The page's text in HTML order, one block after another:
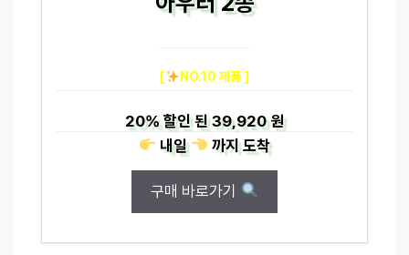
[ NO.10 제품 ]
20%할인 된39,920 원
내일
까지도착
구매 바로가기